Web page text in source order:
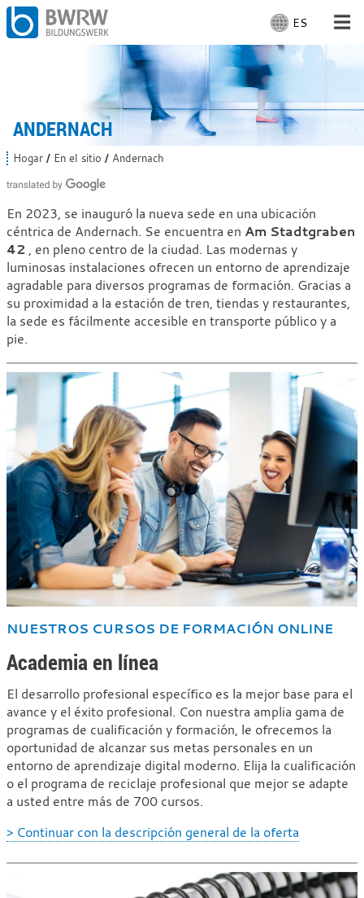
S
e
l
e
c
c
i
d
i
o
m
a
:
ES
ANDERNACH
Para empresas
De nuestra parte
En el lugar: Andernach
Laboral
U
t
d
e
s
á
a
q
í
:
Hogar En el sitio Andernach
En 2023, se inauguró la nueva sede en una ubicación
céntrica de Andernach. Se encuentra en Am Stadtgraben
42 , en pleno centro de la ciudad. Las modernas y
luminosas instalaciones ofrecen un entorno de aprendizaje
agradable para diversos programas de formación. Gracias a
su proximidad a la estación de tren, tiendas y restaurantes,
la sede es fácilmente accesible en transporte público y a
pie.
NUESTROS CURSOS DE FORMACIÓN ONLINE
Academia en línea
El desarrollo profesional específico es la mejor base para el
avance y el éxito profesional. Con nuestra amplia gama de
programas de cualificación y formación, le ofrecemos la
oportunidad de alcanzar sus metas personales en un
entorno de aprendizaje digital moderno. Elija la cualificación
o el programa de reciclaje profesional que mejor se adapte
a usted entre más de 700 cursos.
> Continuar con la descripción general de la oferta